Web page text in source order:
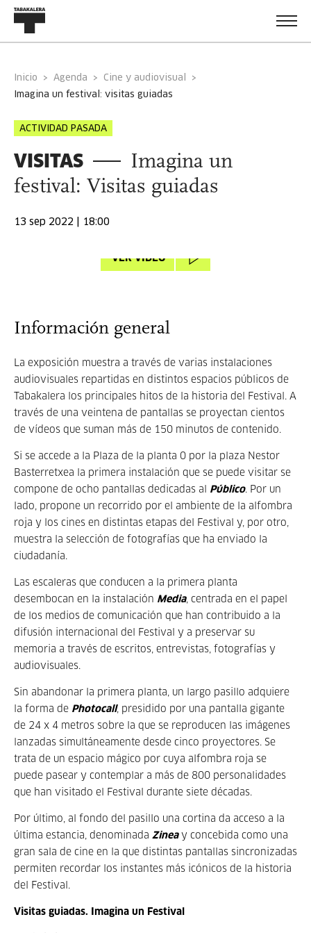
Inicio Agenda
Cine y audiovisual
imagina un festival: visitas guiadas
ACTIVIDAD PASADA
VISITAS
Imagina un
festival: Visitas guiadas
13 sep 2022 | 18:00
VER VÍDEO
Información general
La exposición muestra a través de varias instalaciones
audiovisuales repartidas en distintos espacios públicos de
Tabakalera los principales hitos de la historia del Festival. A
través de una veintena de pantallas se proyectan cientos
de vídeos que suman más de 150 minutos de contenido.
Si se accede a la Plaza de la planta 0 por la plaza Nestor
Basterretxea la primera instalación que se puede visitar se
compone de ocho pantallas dedicadas al Público. Por un
lado, propone un recorrido por el ambiente de la alfombra
roja y los cines en distintas etapas del Festival y, por otro,
muestra la selección de fotografías que ha enviado la
ciudadanía.
Las escaleras que conducen a la primera planta
desembocan en la instalación Media, centrada en el papel
de los medios de comunicación que han contribuido a la
difusión internacional del Festival y a preservar su
memoria a través de escritos, entrevistas, fotograf ías y
audiovisuales.
Sin abandonar la primera planta, un largo pasillo adquiere
la forma de Photocall, presidido por una pantalla gigante
de 24 x 4 metros sobre la que se reproducen las imágenes
lanzadas simultáneamente desde cinco proyectores. Se
trata de un espacio mágico por cuya alfombra roja se
puede pasear y contemplar a más de 800 personalidades
que han visitado el Festival durante siete décadas.
Por último, al fondo del pasillo una cortina da acceso a la
última estancia, denominada Zineay concebida como una
gran sala de cine en la que distintas pantallas sincronizadas
permiten recordar los instantes más icónicos de la historia
del Festival.
Visitas guiadas. Imagina un Festival